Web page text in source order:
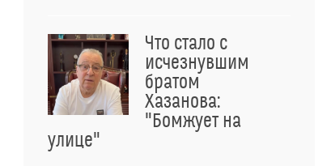
Что стало с
исчезнувшим
братом
Хазанова:
"Бомжует на
улице"